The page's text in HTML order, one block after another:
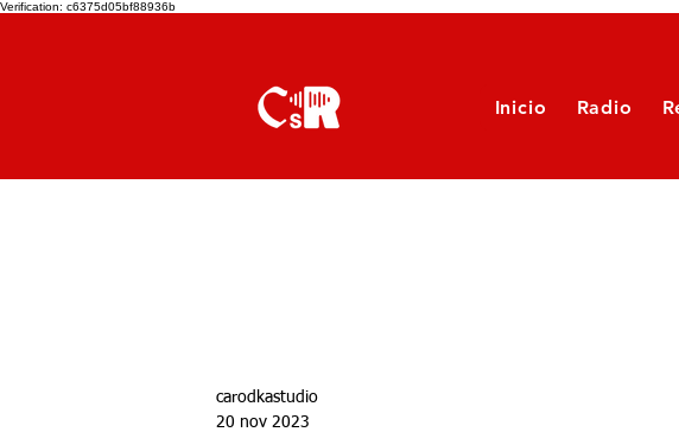
Verification: c6375d05bf88936b
Inicio Radio
carodkastudio
20 nov 2023